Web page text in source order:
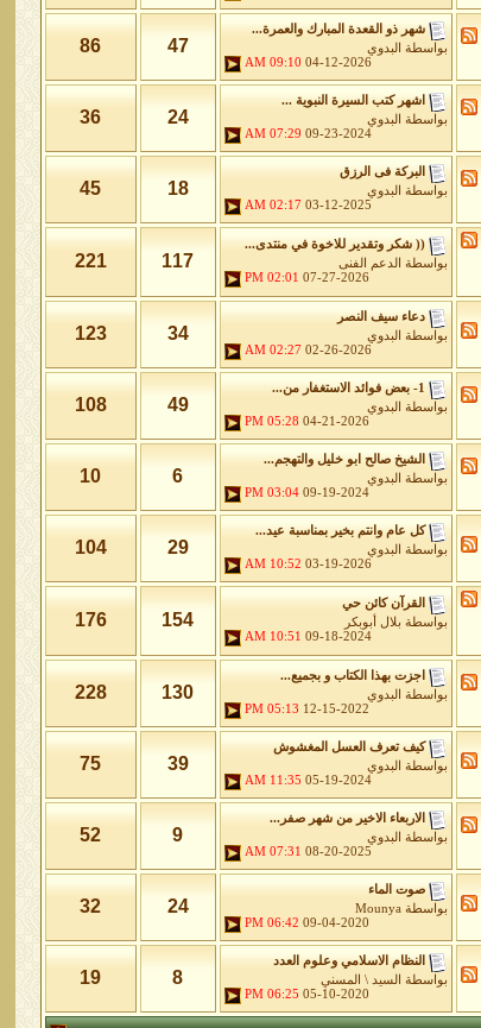
شهر ذو القعدة المبارك والعمرة...
بواسطة
البدوي
04-12-2026
09:10 AM
47
86
اشهر كتب السيرة النبوية ...
بواسطة
البدوي
09-23-2024
07:29 AM
24
36
البركة فى الرزق
بواسطة
البدوي
03-12-2025
02:17 AM
18
45
(( شكر وتقدير للاخوة في منتدى...
بواسطة
الدعم الفنى
07-27-2026
02:01 PM
117
221
دعاء سيف النصر
بواسطة
البدوي
02-26-2026
02:27 AM
34
123
1- بعض فوائد الاستغفار من...
بواسطة
البدوي
04-21-2026
05:28 PM
49
108
الشيخ صالح ابو خليل والتهجم...
بواسطة
البدوي
09-19-2024
03:04 PM
6
10
كل عام وانتم بخير بمناسبة عيد...
بواسطة
البدوي
03-19-2026
10:52 AM
29
104
القرآن كائن حي
بواسطة بلال أبوبكر
09-18-2024
10:51 AM
154
176
اجزت بهذا الكتاب و بجميع...
بواسطة
البدوي
12-15-2022
05:13 PM
130
228
كيف تعرف العسل المغشوش
بواسطة
البدوي
05-19-2024
11:35 AM
39
75
الاربعاء الاخير من شهر صفر...
بواسطة
البدوي
08-20-2025
07:31 AM
9
52
صوت الماء
بواسطة Mounya
09-04-2020
06:42 PM
24
32
النظام الاسلامي وعلوم العدد
بواسطة
السيد \ المسني
05-10-2020
06:25 PM
8
19